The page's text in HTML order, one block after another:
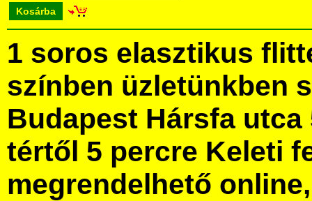
Kosárba
1 soros elasztikus
színben üzletünkben
Budapest Hársfa utca
tértől 5 percre Keleti
megrendelhető